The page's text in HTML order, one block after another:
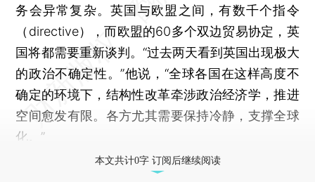
务会异常复杂。英国与欧盟之间，有数千个指令
（directive），而欧盟的60多个双边贸易协定，英
国将都需要重新谈判。“过去两天看到英国出现极大
的政治不确定性。”他说，“全球各国在这样高度不
确定的环境下，结构性改革牵涉政治经济学，推进
空间愈发有限。各方尤其需要保持冷静，支撑全球
化。”
本文共计0字 订阅后继续阅读